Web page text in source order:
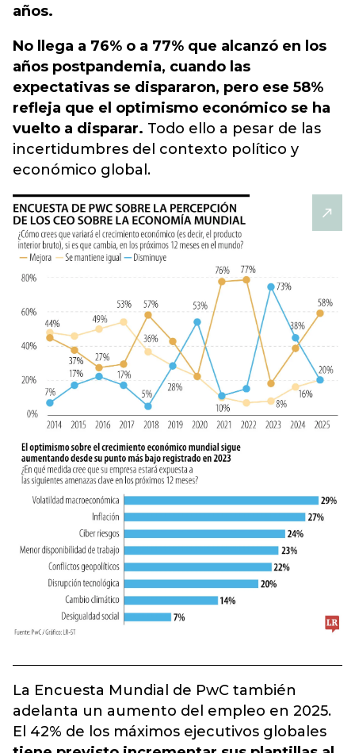
años.
No llega a 76% o a 77% que alcanzó en los
años postpandemia, cuando las
expectativas se dispararon, pero ese 58%
refleja que el optimismo económico se ha
vuelto a disparar. Todo ello a pesar de las
incertidumbres del contexto político y
económico global.
La Encuesta Mundial de PwC también
adelanta un aumento del empleo en 2025.
El 42% de los máximos ejecutivos globales